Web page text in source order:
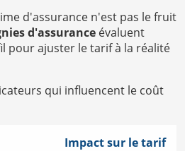
d'assurance n'est pas le fruit
d'assurance évaluent
pour ajuster le tarif à la réalité
qui influencent le coût
Impact sur le tarif